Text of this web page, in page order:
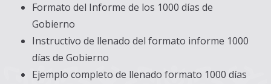
Formato del Informe de los 1000 días de
Gobierno
Instructivo de llenado del formato informe 1000
días de Gobierno
Ejemplo completo de llenado formato 1000 días